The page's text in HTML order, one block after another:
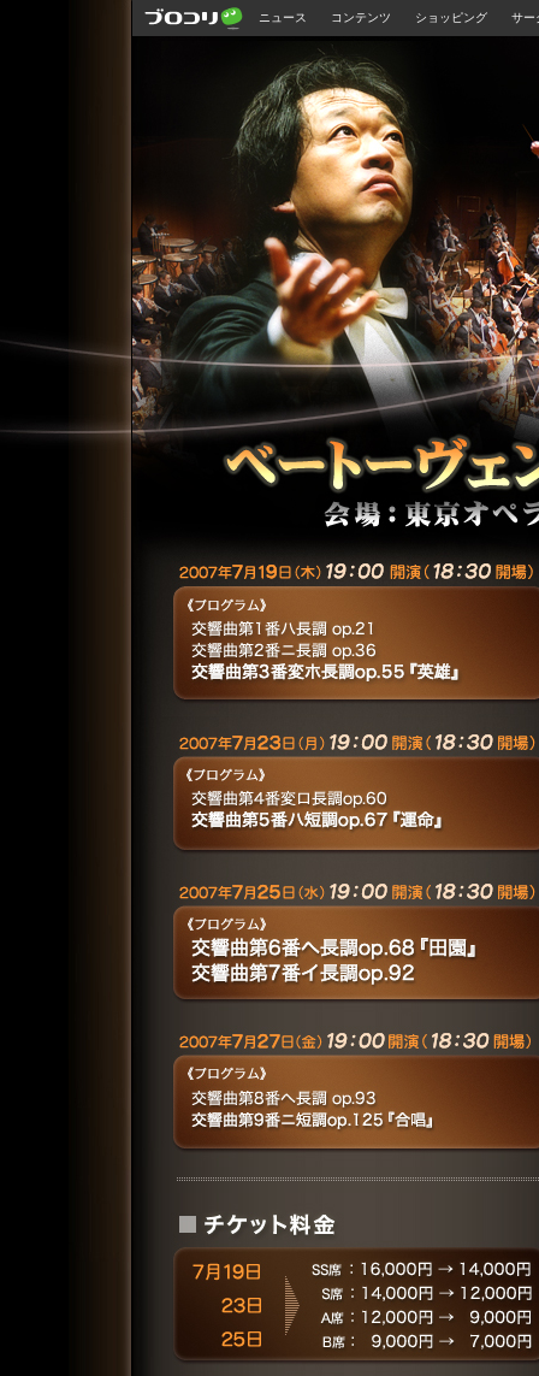
ニュース コンテンツ ショッピング サー